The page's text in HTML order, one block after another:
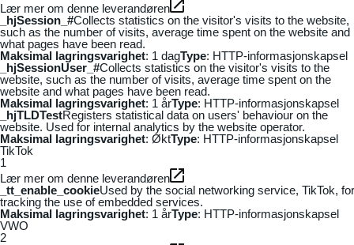
Lær mer om denne leverandøren
_hjSession_#Collects statistics on the visitor's visits to the website,
such as the number of visits, average time spent on the website and
what pages have been read.
Maksimal lagringsvarighet: 1 dagType: HTTP-informasjonskapsel
_hjSessionUser_#Collects statistics on the visitor's visits to the
website, such as the number of visits, average time spent on the
website and what pages have been read.
Maksimal lagringsvarighet: 1 årType: HTTP-informasjonskapsel
_hjTLDTestRegisters statistical data on users' behaviour on the
website. Used for internal analytics by the website operator.
Maksimal lagringsvarighet: ØktType: HTTP-informasjonskapsel
TikTok
1
Lær mer om denne leverandøren
_tt_enable_cookieUsed by the social networking service, TikTok, for
tracking the use of embedded services.
Maksimal lagringsvarighet: 1 årType: HTTP-informasjonskapsel
VWO
2